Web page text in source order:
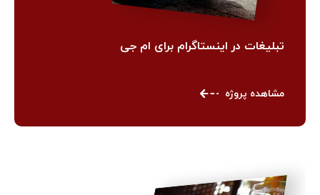
تبلیغات در اینستاگرام برای ام جی
مشاهده پروژه